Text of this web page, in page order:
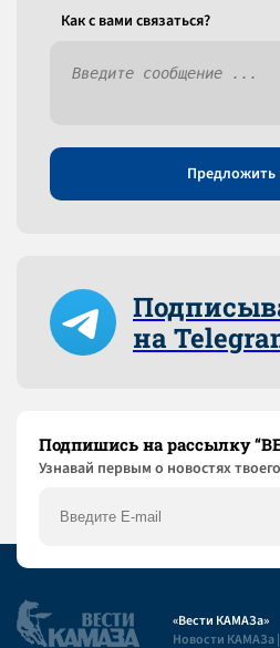
Как c вами связаться?
Предложить
на
Подпишись на рассылку
Узнaвай первым о новостях
«Вести КАМАЗа»
Новости КАМАЗа